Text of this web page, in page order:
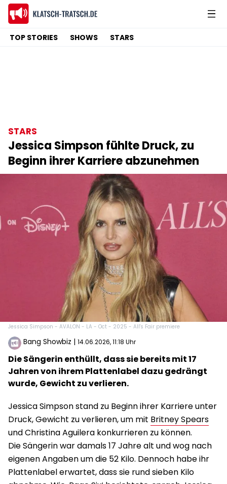
TOP STORIES SHOWS STARS
STARS
Jessica Simpson fühlte Druck, zu
Beginn ihrer Karriere abzunehmen
Jessica Simpson - AVALON - LA - Oct - 2025 - All's Fair premiere
Bang Showbiz | 14.06.2026, 11:18 Uhr
Die Sängerin enthüllt, dass sie bereits mit 17
Jahren von ihrem Plattenlabel dazu gedrängt
wurde, Gewicht zu verlieren.
Jessica Simpson stand zu Beginn ihrer Karriere unter
Druck, Gewicht zu verlieren, um mit Britney Spears
und Christina Aguilera konkurrieren zu können.
Die Sängerin war damals 17 Jahre alt und wog nach
eigenen Angaben um die 52 Kilo. Dennoch habe ihr
Plattenlabel erwartet, dass sie rund sieben Kilo